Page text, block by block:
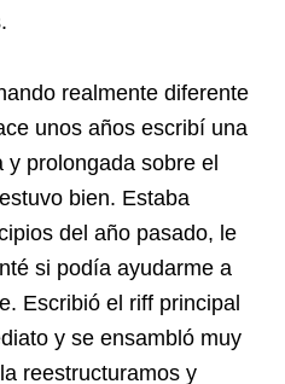
realmente diferente
unos años escribí una
y prolongada sobre el
bien. Estaba
del año pasado, le
si podía ayudarme a
Escribió el riff principal
y se ensambló muy
reestructuramos y